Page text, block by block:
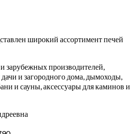
широкий ассортимент печей
зарубежных производителей,
и загородного дома, дымоходы,
и сауны, аксессуары для каминов и